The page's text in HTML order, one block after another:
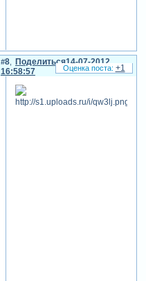
Поделиться
8
14-07-2012
16:58:57
+1